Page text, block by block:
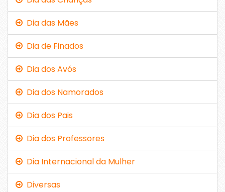
Dia das Mães
Dia de Finados
Dia dos Avós
Dia dos Namorados
Dia dos Pais
Dia dos Professores
Dia Internacional da Mulher
Diversas